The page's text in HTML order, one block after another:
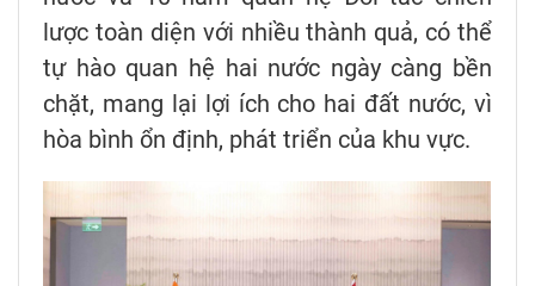
lược toàn diện với nhiều thành quả, có thể
tự hào quan hệ hai nước ngày càng bền
chặt, mang lại lợi ích cho hai đất nước, vì
hòa bình ổn định, phát triển của khu vực.